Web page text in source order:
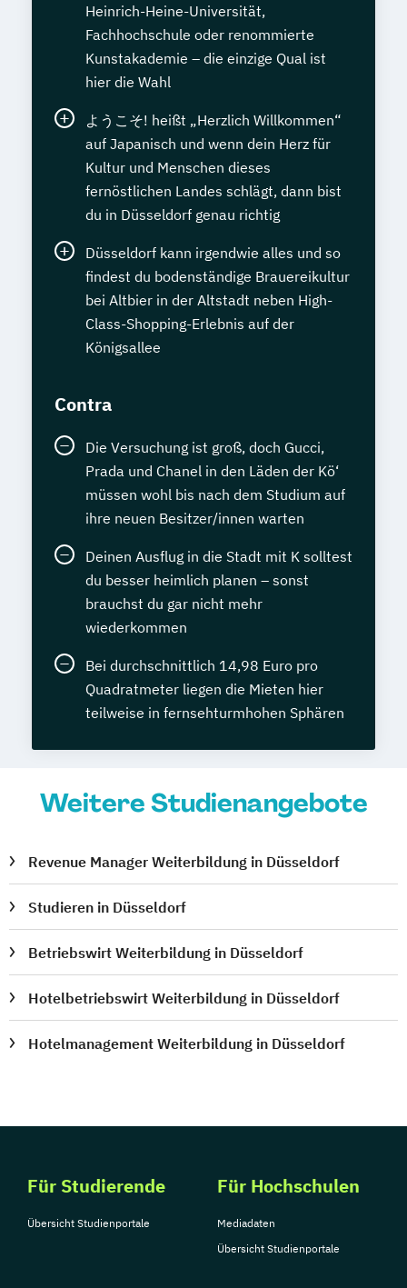
Heinrich-Heine-Universität,
Fachhochschule oder renommierte
Kunstakademie – die einzige Qual ist
hier die Wahl
ようこそ! heißt „Herzlich Willkommen“
auf Japanisch und wenn dein Herz für
Kultur und Menschen dieses
fernöstlichen Landes schlägt, dann bist
du in Düsseldorf genau richtig
Düsseldorf kann irgendwie alles und so
findest du bodenständige Brauereikultur
bei Altbier in der Altstadt neben High-
Class-Shopping-Erlebnis auf der
Königsallee
Contra
Die Versuchung ist groß, doch Gucci,
Prada und Chanel in den Läden der Kö‘
müssen wohl bis nach dem Studium auf
ihre neuen Besitzer/innen warten
Deinen Ausflug in die Stadt mit K solltest
du besser heimlich planen – sonst
brauchst du gar nicht mehr
wiederkommen
Bei durchschnittlich 14,98 Euro pro
Quadratmeter liegen die Mieten hier
teilweise in fernsehturmhohen Sphären
Weitere Studienangebote
Revenue Manager Weiterbildung in Düsseldorf
Studieren in Düsseldorf
Betriebswirt Weiterbildung in Düsseldorf
Hotelbetriebswirt Weiterbildung in Düsseldorf
Hotelmanagement Weiterbildung in Düsseldorf
Für Studierende
Übersicht Studienportale
Für Hochschulen
Mediadaten
Übersicht Studienportale